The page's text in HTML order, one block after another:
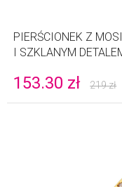
PIERŚCIONEK Z
I SZKLANYM
153.30 zł 219zł